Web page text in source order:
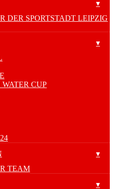
DER SPORTSTADT LEIPZIG
CUP
TEAM